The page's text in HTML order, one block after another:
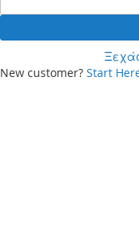
New customer? Start